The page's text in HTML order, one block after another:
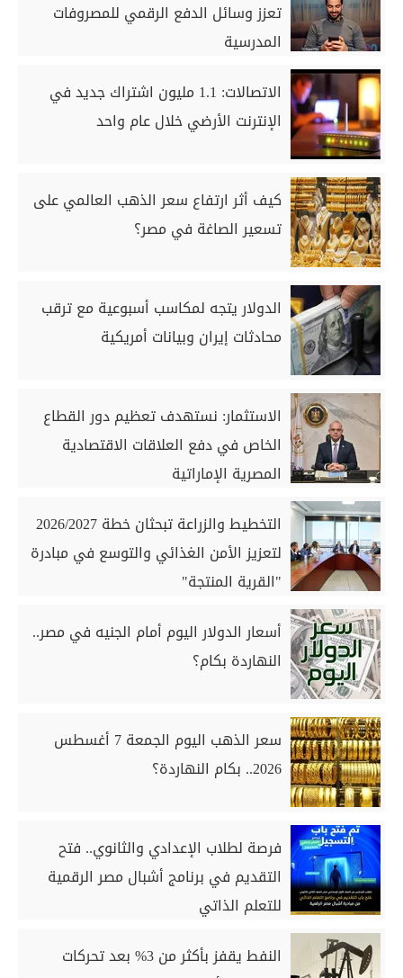
تعزز وسائل الدفع الرقمي للمصروفات
المدرسية
الاتصالات: 1.1 مليون اشتراك جديد في
الإنترنت الأرضي خلال عام واحد
كيف أثر ارتفاع سعر الذهب العالمي على
تسعير الصاغة في مصر؟
الدولار يتجه لمكاسب أسبوعية مع ترقب
محادثات إيران وبيانات أمريكية
الاستثمار: نستهدف تعظيم دور القطاع
الخاص في دفع العلاقات الاقتصادية
المصرية الإماراتية
التخطيط والزراعة تبحثان خطة 2026/2027
لتعزيز الأمن الغذائي والتوسع في مبادرة
"القرية المنتجة"
أسعار الدولار اليوم أمام الجنيه في مصر..
النهاردة بكام؟
سعر الذهب اليوم الجمعة 7 أغسطس
2026.. بكام النهاردة؟
فرصة لطلاب الإعدادي والثانوي.. فتح
التقديم في برنامج أشبال مصر الرقمية
للتعلم الذاتي
النفط يقفز بأكثر من 3% بعد تحركات